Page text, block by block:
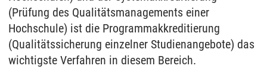
(Prüfung des Qualitätsmanagements einer
Hochschule) ist die Programmakkreditierung
(Qualitätssicherung einzelner Studienangebote) das
wichtigste Verfahren in diesem Bereich.